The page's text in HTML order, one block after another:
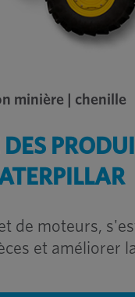
minière | chenille
de moteurs,
et améliorer